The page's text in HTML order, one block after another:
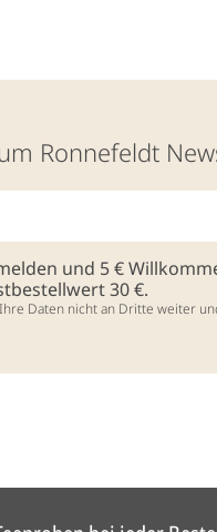
Ronnefeldt
und 5 €
30 €.
Daten nicht an Dritte weiter